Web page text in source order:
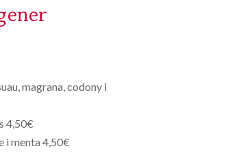
magrana, codony i
4,50€
i menta 4,50€